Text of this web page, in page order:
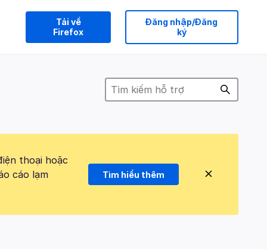
Tải về
Firefox
Đăng nhập/Đăng
ký
thoại hoặc
cáo lạm
Tìm hiểu thêm